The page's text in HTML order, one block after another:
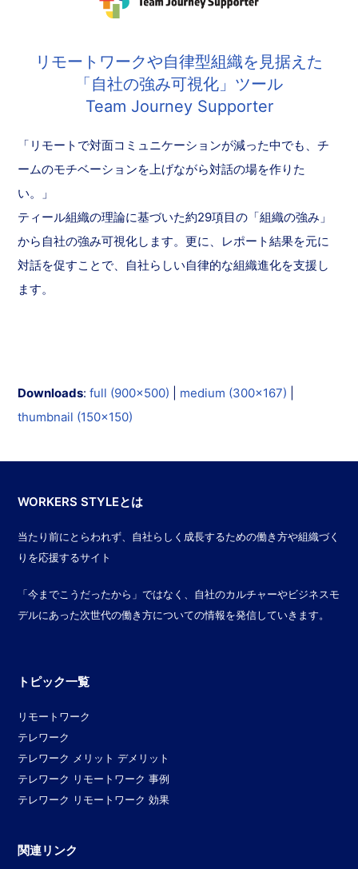
リモートワークや自律型組織を見据えた
「自社の強み可視化」ツール
Team Journey Supporter
「リモートで対面コミュニケーションが減った中でも、チ
ームのモチベーションを上げながら対話の場を作りた
い。」
ティール組織の理論に基づいた約29項目の「組織の強み」
から自社の強み可視化します。更に、レポート結果を元に
対話を促すことで、自社らしい自律的な組織進化を支援し
ます。
Downloads:full (900x500) medium (300x167)
thumbnail (150x150)
WORKERS STYLEとは
当たり前にとらわれず、自社らしく成長するための働き方や組織づく
りを応援するサイト
「今までこうだったから」ではなく、自社のカルチャーやビジネスモ
デルにあった次世代の働き方についての情報を発信していきます。
トピック一覧
リモートワーク
テレワーク
テレワーク メリット デメリット
テレワーク リモートワーク 事例
テレワーク リモートワーク 効果
関連リンク